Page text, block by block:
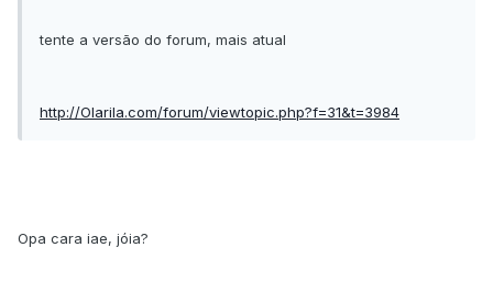
tente a versão do forum, mais atual
http://Olarila.com/forum/viewtopic.php?f=31&t=3984
Opa cara iae, jóia?